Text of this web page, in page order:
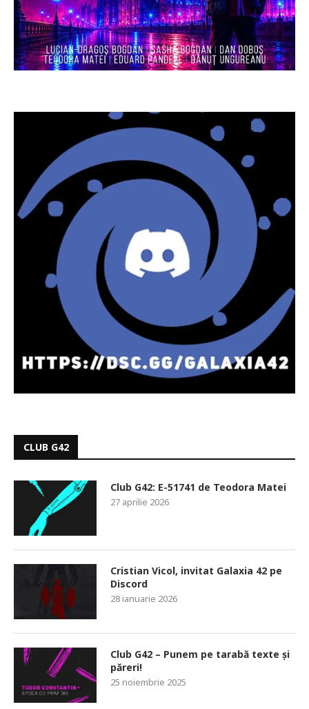
CLUB G42
Club G42: E-51741 de Teodora Matei
27 aprilie 2026
Cristian Vicol, invitat Galaxia 42 pe
Discord
28 ianuarie 2026
Club G42 – Punem pe tarabă texte și
păreri!
25 noiembrie 2025